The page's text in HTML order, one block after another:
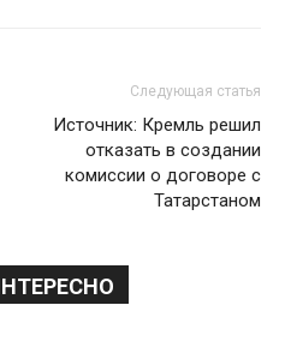
Следующая статья
Источник: Кремль решил
отказать в создании
комиссии о договоре с
Татарстаном